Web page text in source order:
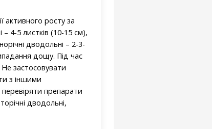
активного росту за
4-5 листків (10-15 см),
дводольні – 2-3-
дощу. Під час
застосовувати
з іншими
препарати
дводольні,